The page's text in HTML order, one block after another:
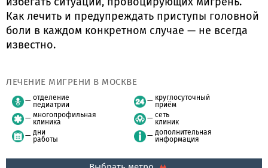
избегать ситуаций, провоцирующих мигрень.
Как лечить и предупреждать приступы головной
боли в каждом конкретном случае — не всегда
известно.
ЛЕЧЕНИЕ МИГРЕНИ В МОСКВЕ
отделение
педиатрии
многопрофильная
клиника
дни
работы
круглосуточный
приём
сеть
клиник
дополнительная
информация